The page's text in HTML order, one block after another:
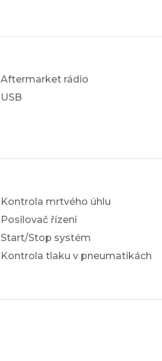
Aftermarket rádio
USB
Kontrola mrtvého úhlu
Posilovač řízení
Start/Stop systém
Kontrola tlaku v pneumatikách